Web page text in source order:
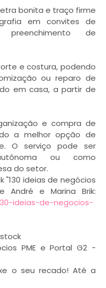
bonita e traço firme
em convites de
preenchimento de
e costura, podendo
ou reparo de
em casa, a partir de
e compra de
a melhor opção de
O serviço pode ser
ou como
do setor.
ideias de negócios
André e Marina Brik:
ideias-de-negocios-
PME e Portal G2 -
o seu recado! Até a